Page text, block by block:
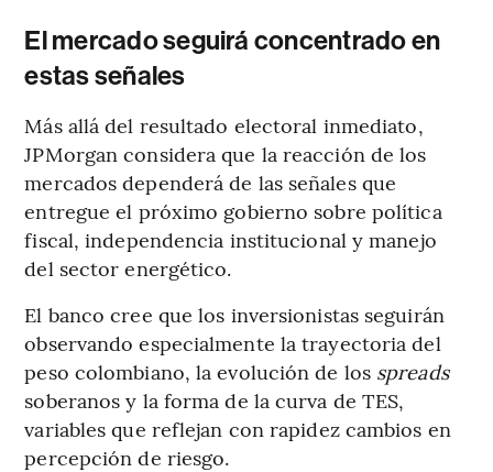
El mercado seguirá concentrado en
estas señales
Más allá del resultado electoral inmediato,
JPMorgan considera que la reacción de los
mercados dependerá de las señales que
entregue el próximo gobierno sobre política
fiscal, independencia institucional y manejo
del sector energético.
El banco cree que los inversionistas seguirán
observando especialmente la trayectoria del
peso colombiano, la evolución de los spreads
soberanos y la forma de la curva de TES,
variables que reflejan con rapidez cambios en
percepción de riesgo.